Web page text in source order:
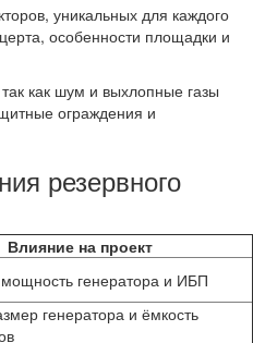
уникальных для каждого
особенности площадки и
как шум и выхлопные газы
ограждения и
резервного
Влияние на проект
генератора и ИБП
генератора и ёмкость